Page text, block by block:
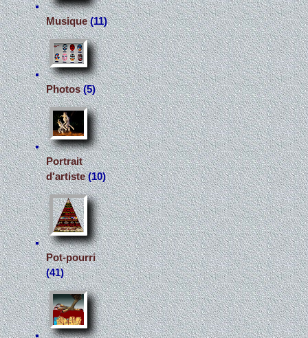
Musique(11)
Photos(5)
Portrait
d'artiste(10)
Pot-pourri
(41)